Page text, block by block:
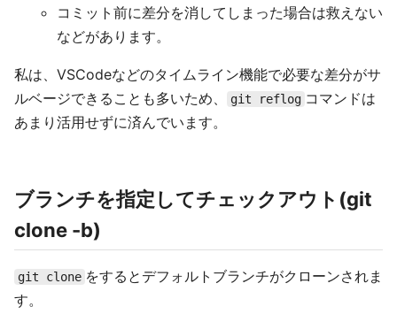
コミット前に差分を消してしまった場合は救えない
などがあります。
私は、VSCodeなどのタイムライン機能で必要な差分がサ
ルベージできることも多いため、
git reflog コマンドは
あまり活用せずに済んでいます。
ブランチを指定してチェックアウト(git
clone -b)
git clone をするとデフォルトブランチがクローンされま
す。